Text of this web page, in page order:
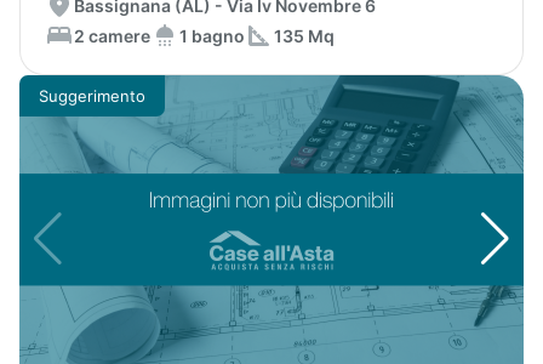
Bassignana (AL) - Via Iv Novembre 6
2 camere
1 bagno 135 Mq
Suggerimento